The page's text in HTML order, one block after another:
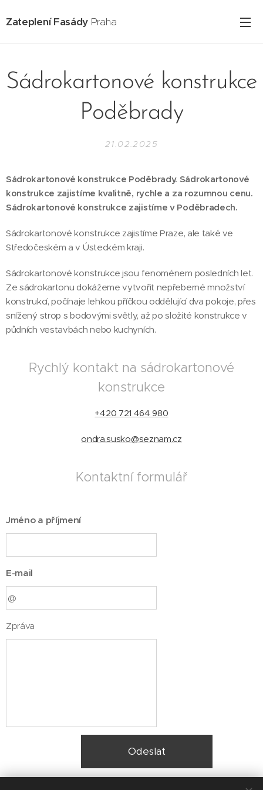
Zateplení Fasády Praha
Sádrokartonové konstrukce
Poděbrady
21.02.2025
Sádrokartonové konstrukce Poděbrady. Sádrokartonové
konstrukce zajistíme kvalitně, rychle a za rozumnou cenu.
Sádrokartonové konstrukce zajistíme v Poděbradech.
Sádrokartonové konstrukce zajistíme Praze, ale také ve
Středočeském a v Ústeckém kraji.
Sádrokartonové konstrukce jsou fenoménem posledních let.
Ze sádrokartonu dokážeme vytvořit nepřeberné množství
konstrukcí, počínaje lehkou příčkou oddělující dva pokoje, přes
snížený strop s bodovými světly, až po složité konstrukce v
půdních vestavbách nebo kuchyních.
Rychlý kontakt na sádrokartonové
konstrukce
+420 721 464 980
ondra.susko@seznam.cz
Kontaktní formulář
Jméno a příjmení
E-mail
Zpráva
Odeslat